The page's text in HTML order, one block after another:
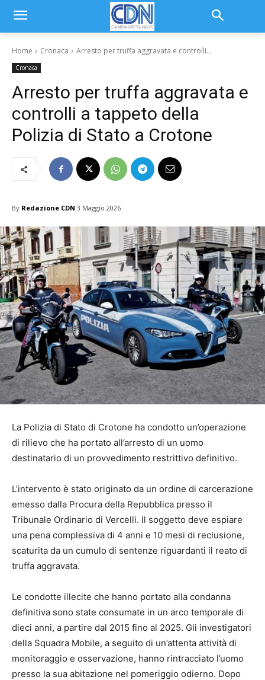
Home Cronaca Arresto per truffa aggravata e controlli...
Cronaca
Arresto per truffa aggravata e
controlli a tappeto della
Polizia di Stato a Crotone
By Redazione CDN 3 Maggio 2026
La Polizia di Stato di Crotone ha condotto un’operazione
di rilievo che ha portato all’arresto di un uomo
destinatario di un provvedimento restrittivo definitivo.
L’intervento è stato originato da un ordine di carcerazione
emesso dalla Procura della Repubblica presso il
Tribunale Ordinario di Vercelli. Il soggetto deve espiare
una pena complessiva di 4 anni e 10 mesi di reclusione,
scaturita da un cumulo di sentenze riguardanti il reato di
truffa aggravata.
Le condotte illecite che hanno portato alla condanna
definitiva sono state consumate in un arco temporale di
dieci anni, a partire dal 2015 fino al 2025. Gli investigatori
della Squadra Mobile, a seguito di un’attenta attività di
monitoraggio e osservazione, hanno rintracciato l’uomo
presso la sua abitazione nel pomeriggio odierno. Dopo